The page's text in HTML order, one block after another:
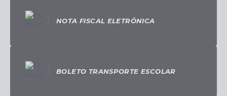
NOTA FISCAL ELETRÔNICA
BOLETO TRANSPORTE ESCOLAR